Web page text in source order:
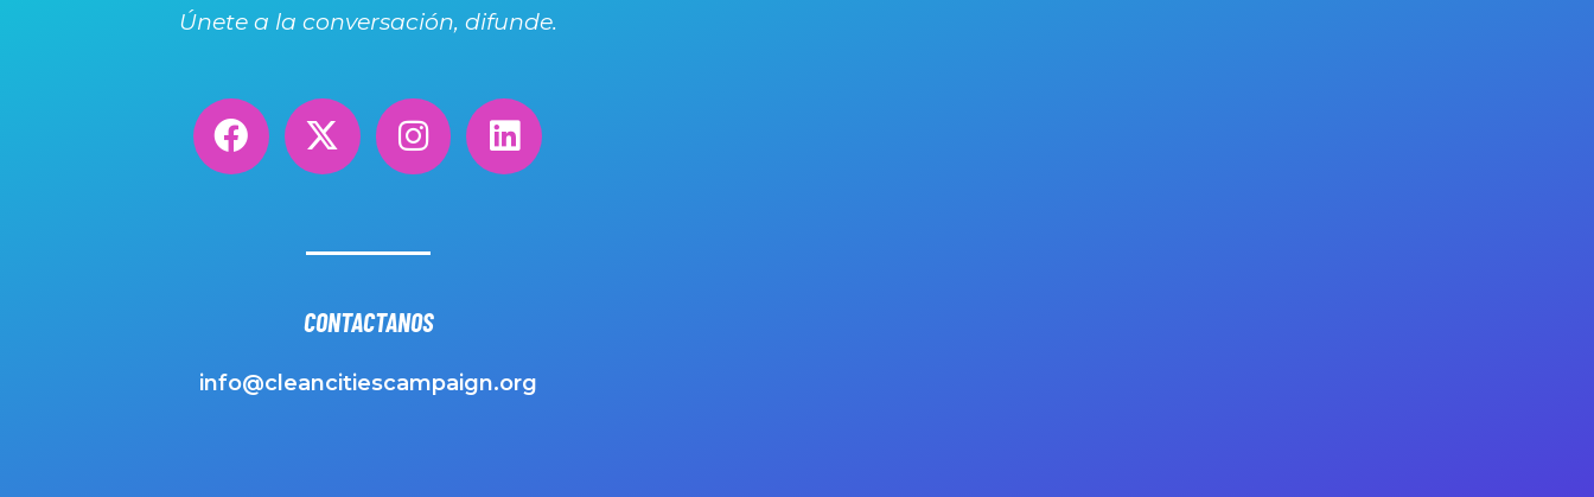
Únete a la conversación, difunde.
CONTACTANOS
info@cleancitiescampaign.org